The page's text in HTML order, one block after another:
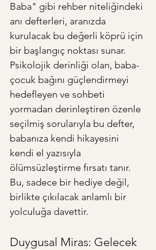
Baba" gibi rehber niteliğindeki
anı defterleri, aranızda
kurulacak bu değerli köprü için
bir başlangıç noktası sunar.
Psikolojik derinliği olan, baba-
çocuk bağını güçlendirmeyi
hedefleyen ve sohbeti
yormadan derinleştiren özenle
seçilmiş sorularıyla bu defter,
babanıza kendi hikayesini
kendi el yazısıyla
ölümsüzleştirme fırsatı tanır.
Bu, sadece bir hediye değil,
birlikte çıkılacak anlamlı bir
yolculuğa davettir.
Duygusal Miras: Gelecek